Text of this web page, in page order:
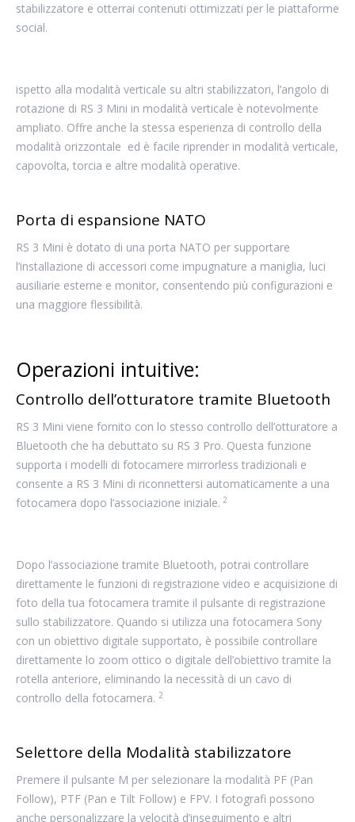
stabilizzatore e otterrai contenuti ottimizzati per le piattaforme
social.
ispetto alla modalità verticale su altri stabilizzatori, l’angolo di
rotazione di RS 3 Mini in modalità verticale è notevolmente
ampliato. Offre anche la stessa esperienza di controllo della
modalità orizzontale ed è facile riprender in modalità verticale,
capovolta, torcia e altre modalità operative.
Porta di espansione NATO
RS 3 Mini è dotato di una porta NATO per supportare
l’installazione di accessori come impugnature a maniglia, luci
ausiliarie esterne e monitor, consentendo più configurazioni e
una maggiore flessibilità.
Operazioni intuitive:
Controllo dell’otturatore tramite Bluetooth
RS 3 Mini viene fornito con lo stesso controllo dell’otturatore a
Bluetooth che ha debuttato su RS 3 Pro. Questa funzione
supporta i modelli di fotocamere mirrorless tradizionali e
consente a RS 3 Mini di riconnettersi automaticamente a una
fotocamera dopo l’associazione iniziale. 2
Dopo l’associazione tramite Bluetooth, potrai controllare
direttamente le funzioni di registrazione video e acquisizione di
foto della tua fotocamera tramite il pulsante di registrazione
sullo stabilizzatore. Quando si utilizza una fotocamera Sony
con un obiettivo digitale supportato, è possibile controllare
direttamente lo zoom ottico o digitale dell’obiettivo tramite la
rotella anteriore, eliminando la necessità di un cavo di
controllo della fotocamera. 2
Selettore della Modalità stabilizzatore
Premere il pulsante M per selezionare la modalità PF (Pan
Follow), PTF (Pan e Tilt Follow) e FPV. I fotografi possono
anche personalizzare la velocità d’inseguimento e altri